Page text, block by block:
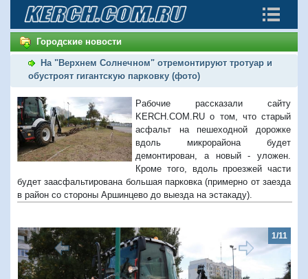
Городские новости
На "Верхнем Солнечном" отремонтируют тротуар и
обустроят гигантскую парковку (фото)
Рабочие рассказали сайту
KERCH.COM.RU о том, что старый
асфальт на пешеходной дорожке
вдоль микрорайона будет
демонтирован, а новый - уложен.
Кроме того, вдоль проезжей части
будет заасфальтирована большая парковка (примерно от заезда
в район со стороны Аршинцево до выезда на эстакаду).
1/11